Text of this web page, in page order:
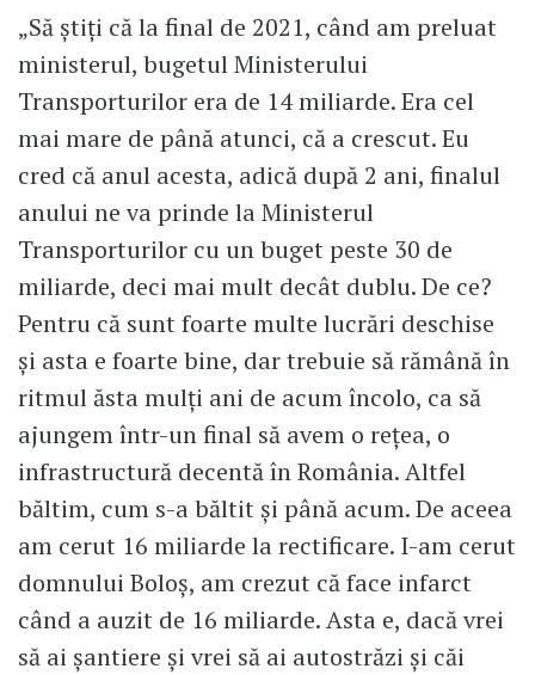
„Să ştiţi că la final de 2021, când am preluat
ministerul, bugetul Ministerului
Transporturilor era de 14 miliarde. Era cel
mai mare de până atunci, că a crescut. Eu
cred că anul acesta, adică după 2 ani, finalul
anului ne va prinde la Ministerul
Transporturilor cu un buget peste 30 de
miliarde, deci mai mult decât dublu. De ce?
Pentru că sunt foarte multe lucrări deschise
şi asta e foarte bine, dar trebuie să rămână în
ritmul ăsta mulţi ani de acum încolo, ca să
ajungem într-un final să avem o reţea, o
infrastructură decentă în România. Altfel
băltim, cum s-a băltit şi până acum. De aceea
am cerut 16 miliarde la rectificare. I-am cerut
domnului Boloş, am crezut că face infarct
când a auzit de 16 miliarde. Asta e, dacă vrei
să ai şantiere şi vrei să ai autostrăzi şi căi